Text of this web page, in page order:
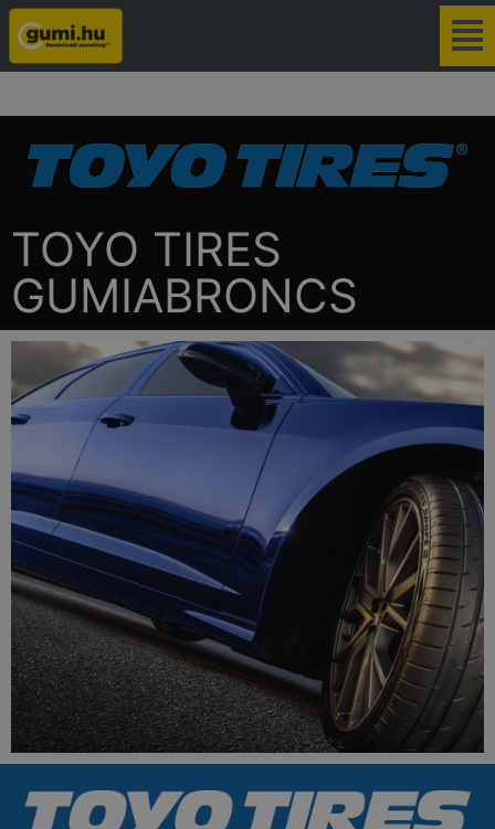
TOYO TIRES
GUMIABRONCS